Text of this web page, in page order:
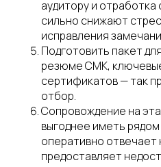
аудитору и
сильно снижают
исправления
Подготовить пакет
резюме СМК,
сертификатов — так
отбор.
Сопровождение на
выгоднее иметь
оперативно отвечает
предоставляет